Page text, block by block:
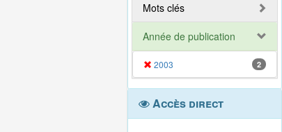
Mots clés
Année de publication
2003 2
Accès direct